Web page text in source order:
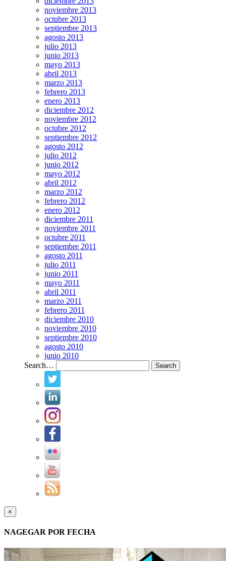
noviembre 2013
octubre 2013
septiembre 2013
agosto 2013
julio 2013
junio 2013
mayo 2013
abril 2013
marzo 2013
febrero 2013
enero 2013
diciembre 2012
noviembre 2012
octubre 2012
septiembre 2012
agosto 2012
julio 2012
junio 2012
mayo 2012
abril 2012
marzo 2012
febrero 2012
enero 2012
diciembre 2011
noviembre 2011
octubre 2011
septiembre 2011
agosto 2011
julio 2011
junio 2011
mayo 2011
abril 2011
marzo 2011
febrero 2011
diciembre 2010
noviembre 2010
septiembre 2010
agosto 2010
junio 2010
Search…
×
NAGEGAR POR FECHA